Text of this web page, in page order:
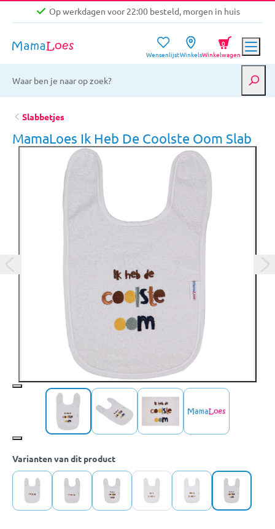
Op werkdagen voor 22:00 besteld, morgen in huis
Gratis verzending vanaf €39,-
Op werkdagen voor 22:00 besteld, morgen in huis
WensenlijstWinkelsWinkelwagen
0
Slabbetjes
MamaLoes Ik Heb De Coolste Oom Slab
Varianten van dit product